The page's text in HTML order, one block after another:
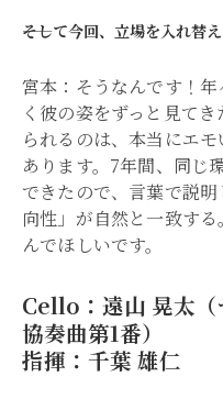
――そして今回、立場を入れ替
宮本：そうなんです！
く彼の姿をずっと見て
られるのは、本当にエ
あります。7年間、同じ
できたので、言葉で説
向性」が自然と一致す
んでほしいです。
Cello：遠山 晃太（
協奏曲第1番）
指揮：千葉 雄仁